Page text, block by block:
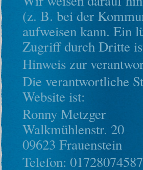
(z. B. bei der
aufweisen kann. Ein
Zugriff durch Dritte
Hinweis zur
Die verantwortliche
Website ist:
Ronny Metzger
Walkmühlenstr. 20
09623 Frauenstein
Telefon: 01728074587